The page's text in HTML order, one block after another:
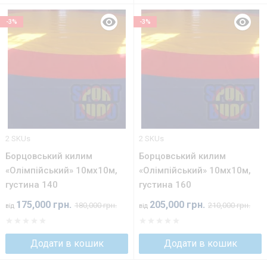
2 SKUs
Борцовський килим
«Олімпійський» 10мх10м,
густина 140
від 175,000 грн. 180,000 грн.
Додати в кошик
-3%
2 SKUs
Борцовський килим
«Олімпійський» 10мх10м,
густина 160
від 205,000 грн. 210,000 грн.
Додати в кошик
-3%